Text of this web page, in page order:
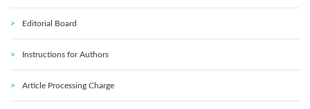
Editorial Board
Instructions for Authors
Article Processing Charge